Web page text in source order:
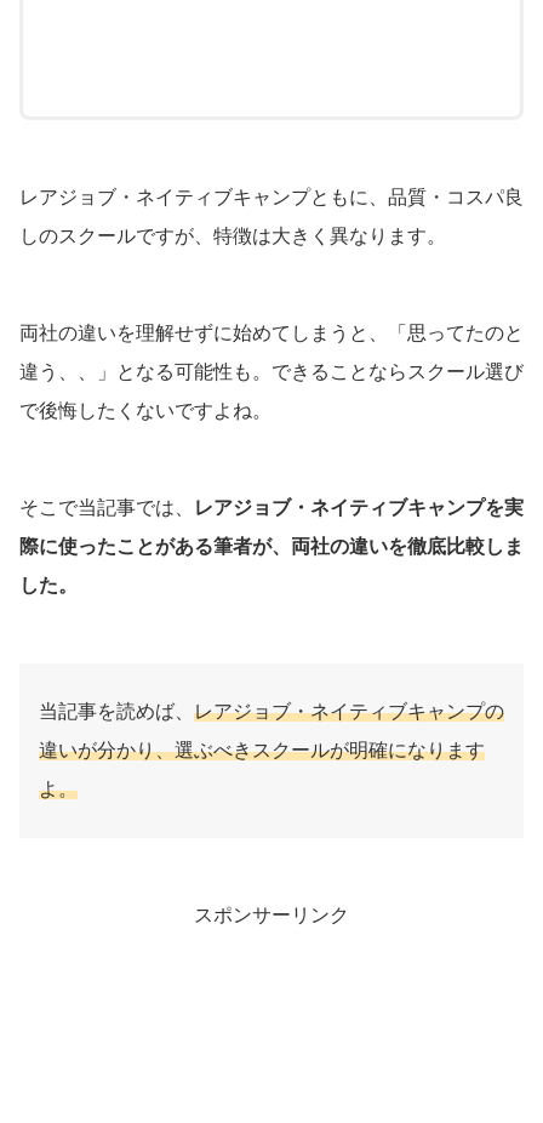
レアジョブ・ネイティブキャンプともに、品質・コスパ良
しのスクールですが、特徴は大きく異なります。
両社の違いを理解せずに始めてしまうと、「思ってたのと
違う、、」となる可能性も。できることならスクール選び
で後悔したくないですよね。
そこで当記事では、
レアジョブ・ネイティブキャンプを実
際に使ったことがある筆者が、両社の違いを徹底比較しま
した。
当記事を読めば、 レアジョブ・ネイティブキャンプの
違いが分かり、選ぶべきスクールが明確になります
よ。
スポンサーリンク